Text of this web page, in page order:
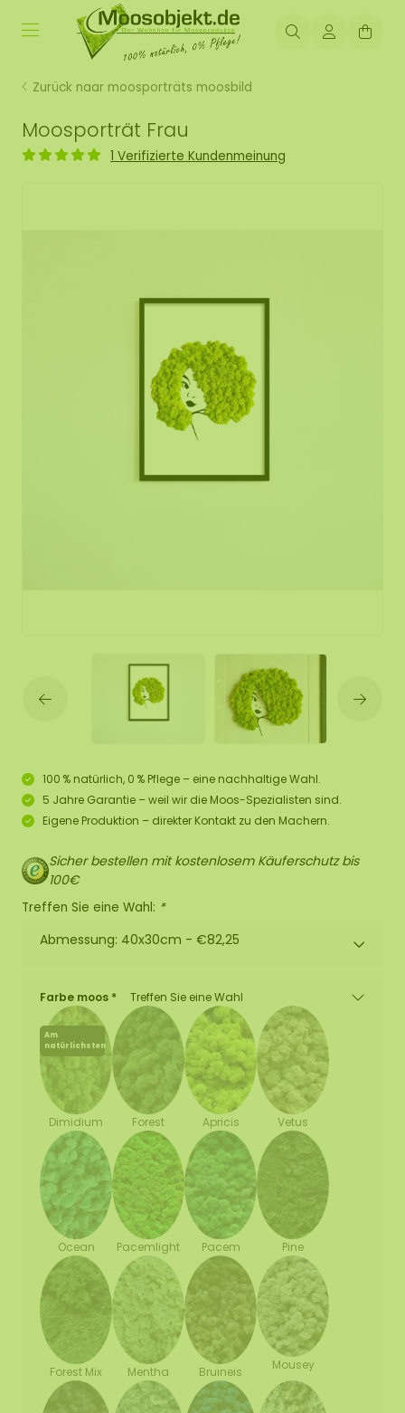
Zurück naar moosporträts moosbild
Moosporträt Frau
1 Verifizierte Kundenmeinung
100 % natürlich, 0 % Pflege – eine nachhaltige Wahl.
5 Jahre Garantie – weil wir die Moos-Spezialisten sind.
Eigene Produktion – direkter Kontakt zu den Machern.
Sicher bestellen mit kostenlosem Käuferschutz bis
100€
Treffen Sie eine Wahl: *
Abmessung: 40x30cm - €82,25
Farbe moos * Treffen Sie eine Wahl
Am
natürlichsten
Dimidium Forest Apricis Vetus
Ocean Pacemlight Pacem Pine
Forest Mix Mentha Bruineis Mousey